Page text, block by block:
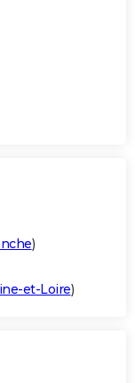
)
et-Loire)